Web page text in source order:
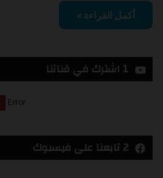
أكمل القراءة »
1 اشترك في قناتنا
2 تابعنا على فيسبوك